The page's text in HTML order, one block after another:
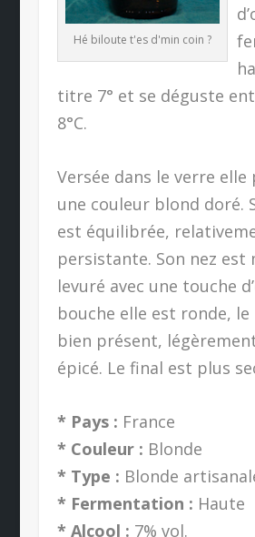
Hé biloute t'es d'min coin ?
titre 7° et se déguste
8°C.
Versée dans le verre elle
une couleur blond doré.
est équilibrée,
persistante. Son nez est
levuré avec une touche
bouche elle est ronde,
bien présent,
épicé. Le final est plus
* Pays : France
* Couleur : Blonde
* Type : Blonde
* Fermentation : Haute
* Alcool : 7% vol.